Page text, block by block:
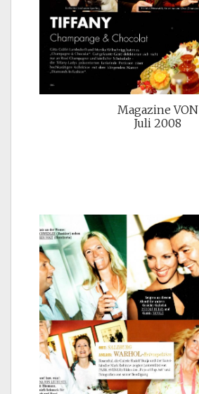
Magazine VON
Juli 2008